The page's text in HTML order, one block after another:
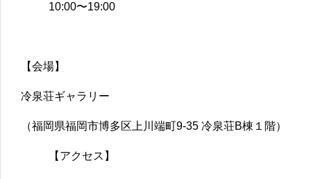
10:00〜19:00
【会場】
冷泉荘ギャラリー
（福岡県福岡市博多区上川端町9-35 冷泉荘B棟１階）
【アクセス】